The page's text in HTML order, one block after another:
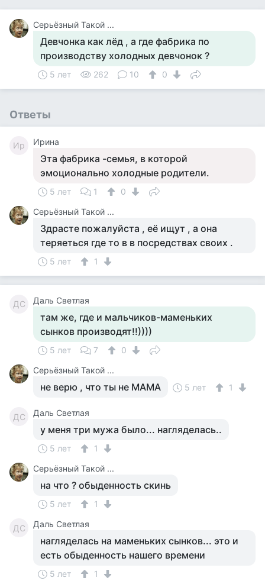
Серьёзный Такой ...
Девчонка как лёд , а где фабрика по
производству холодных девчонок ?
5 лет 262 10 0
Ответы
Ир Ирина
Эта фабрика -семья, в которой
эмоционально холодные родители.
5 лет 1
0
Серьёзный Такой ...
Здрасте пожалуйста , её ищут , а она
теряеться где то в в посредствах своих .
5 лет 1
ДС Даль Светлая
там же, где и мальчиков-маменьких
сынков производят!!))))
5 лет 7
0
Серьёзный Такой ...
не верю , что ты не МАМА 5 лет 1
ДС Даль Светлая
у меня три мужа было... нагляделась..
5 лет
1
Серьёзный Такой ...
на что ? обыденность скинь
5 лет 1
ДС Даль Светлая
нагляделась на маменьких сынков... это и
есть обыденность нашего времени
5 лет
1